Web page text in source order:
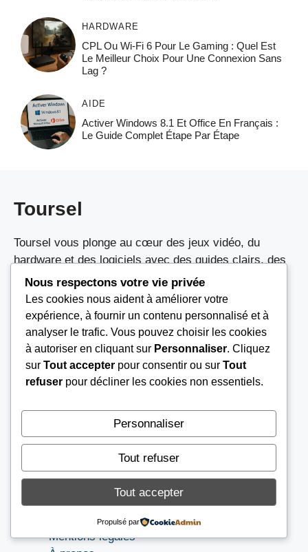
HARDWARE
CPL Ou Wi-Fi 6 Pour Le Gaming : Quel Est
Le Meilleur Choix Pour Une Connexion Sans
Lag ?
AIDE
Activer Windows 8.1 Et Office En Français :
Le Guide Complet Étape Par Étape
Toursel
Toursel vous plonge au cœur des jeux vidéo, du
hardware et des logiciels avec des guides clairs, des
tests et des astuces pour tous les passionnés.
CATÉGORIE
+ Aide
LIEN UTILES
Nous contacter
Mentions légales
Nous respectons votre vie privée
Les cookies nous aident à améliorer votre
expérience, à fournir un contenu personnalisé et à
analyser le trafic. Vous pouvez choisir les cookies
à autoriser en cliquant sur Personnaliser. Cliquez
sur Tout accepter pour consentir ou sur Tout
refuser pour décliner les cookies non essentiels.
Personnaliser
Tout refuser
Tout accepter
Propulsé par